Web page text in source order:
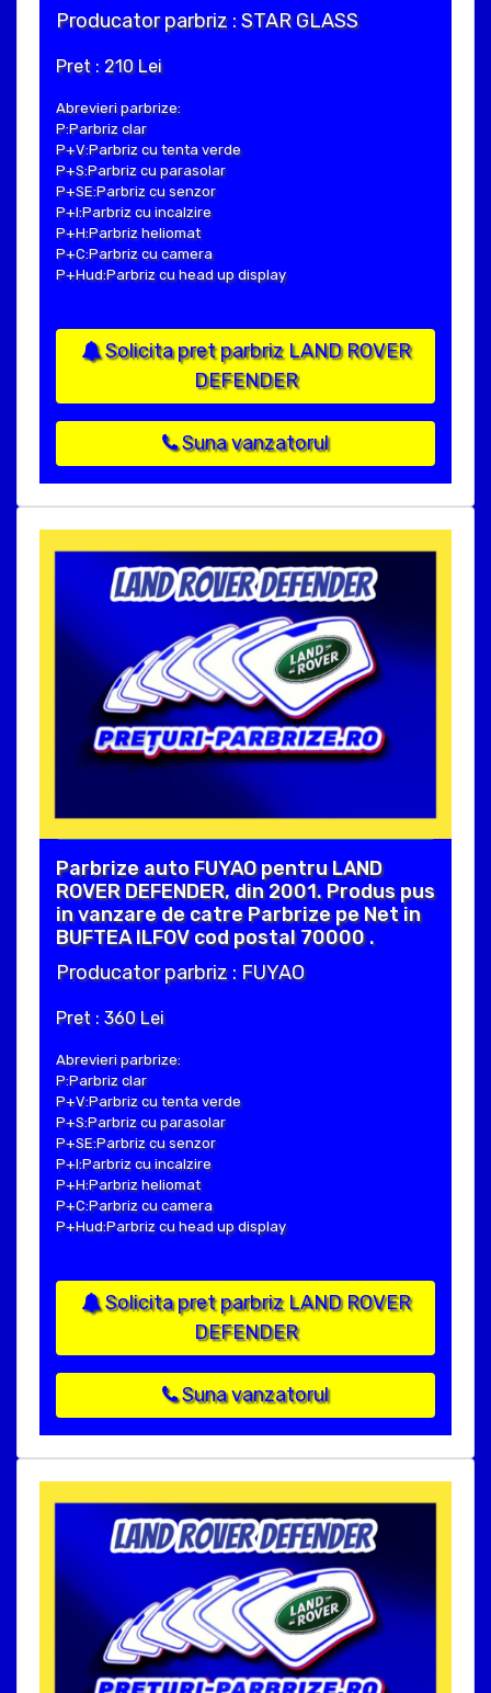
Producator parbriz : STAR GLASS
Pret : 210 Lei
Abrevieri parbrize:
P:Parbriz clar
P+V:Parbriz cu tenta verde
P+S:Parbriz cu parasolar
P+SE:Parbriz cu senzor
P+I:Parbriz cu incalzire
P+H:Parbriz heliomat
P+C:Parbriz cu camera
P+Hud:Parbriz cu head up display
Solicita pret parbriz LAND ROVER
DEFENDER
Suna vanzatorul
Parbrize auto FUYAO pentru LAND
ROVER DEFENDER, din 2001. Produs pus
in vanzare de catre Parbrize pe Net in
BUFTEA ILFOV cod postal 70000 .
Producator parbriz : FUYAO
Pret : 360 Lei
Abrevieri parbrize:
P:Parbriz clar
P+V:Parbriz cu tenta verde
P+S:Parbriz cu parasolar
P+SE:Parbriz cu senzor
P+I:Parbriz cu incalzire
P+H:Parbriz heliomat
P+C:Parbriz cu camera
P+Hud:Parbriz cu head up display
Solicita pret parbriz LAND ROVER
DEFENDER
Suna vanzatorul